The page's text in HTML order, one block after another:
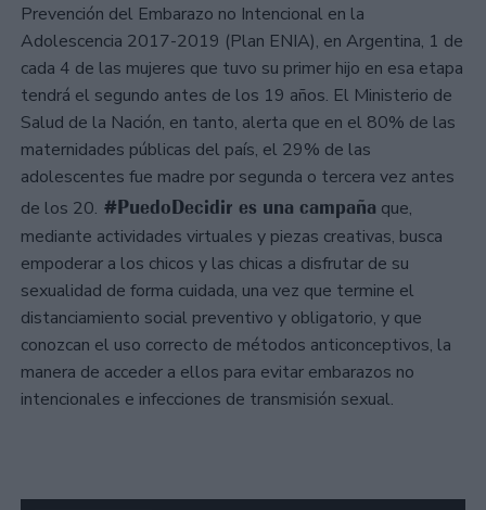
Prevención del Embarazo no Intencional en la
Adolescencia 2017-2019 (Plan ENIA), en Argentina, 1 de
cada 4 de las mujeres que tuvo su primer hijo en esa etapa
tendrá el segundo antes de los 19 años. El Ministerio de
Salud de la Nación, en tanto, alerta que en el 80% de las
maternidades públicas del país, el 29% de las
adolescentes fue madre por segunda o tercera vez antes
de los 20. #PuedoDecidir es una campaña que,
mediante actividades virtuales y piezas creativas, busca
empoderar a los chicos y las chicas a disfrutar de su
sexualidad de forma cuidada, una vez que termine el
distanciamiento social preventivo y obligatorio, y que
conozcan el uso correcto de métodos anticonceptivos, la
manera de acceder a ellos para evitar embarazos no
intencionales e infecciones de transmisión sexual.